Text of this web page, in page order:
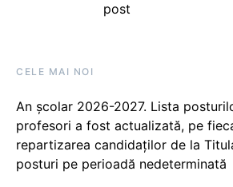
post
CELE MAI NOI
An școlar 2026-2027. Lista
profesori a fost actualizată, pe
repartizarea candidaților de la
posturi pe perioadă nedeterminată